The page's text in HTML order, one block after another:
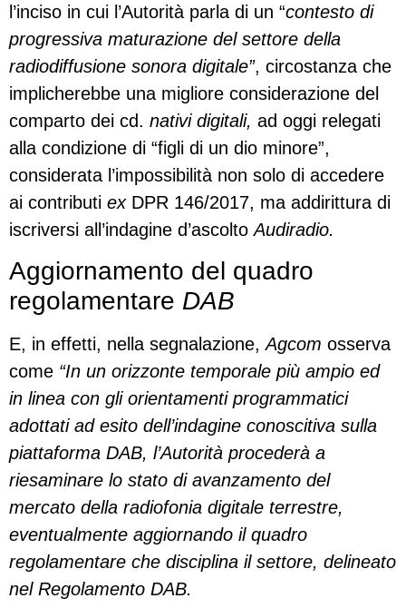
l’inciso in cui l’Autorità parla di un “contesto di
progressiva maturazione del settore della
radiodiffusione sonora digitale”, circostanza che
implicherebbe una migliore considerazione del
comparto dei cd. nativi digitali, ad oggi relegati
alla condizione di “figli di un dio minore”,
considerata l’impossibilità non solo di accedere
ai contributi ex DPR 146/2017, ma addirittura di
iscriversi all’indagine d’ascoltoAudiradio.
Aggiornamento del quadro
regolamentare DAB
E, in effetti, nella segnalazione,Agcom osserva
come “In un orizzonte temporale più ampio ed
in linea con gli orientamenti programmatici
adottati ad esito dell’indagine conoscitiva sulla
piattaforma DAB, l’Autorità procederà a
riesaminare lo stato di avanzamento del
mercato della radiofonia digitale terrestre,
eventualmente aggiornando il quadro
regolamentare che disciplina il settore, delineato
nel Regolamento DAB.